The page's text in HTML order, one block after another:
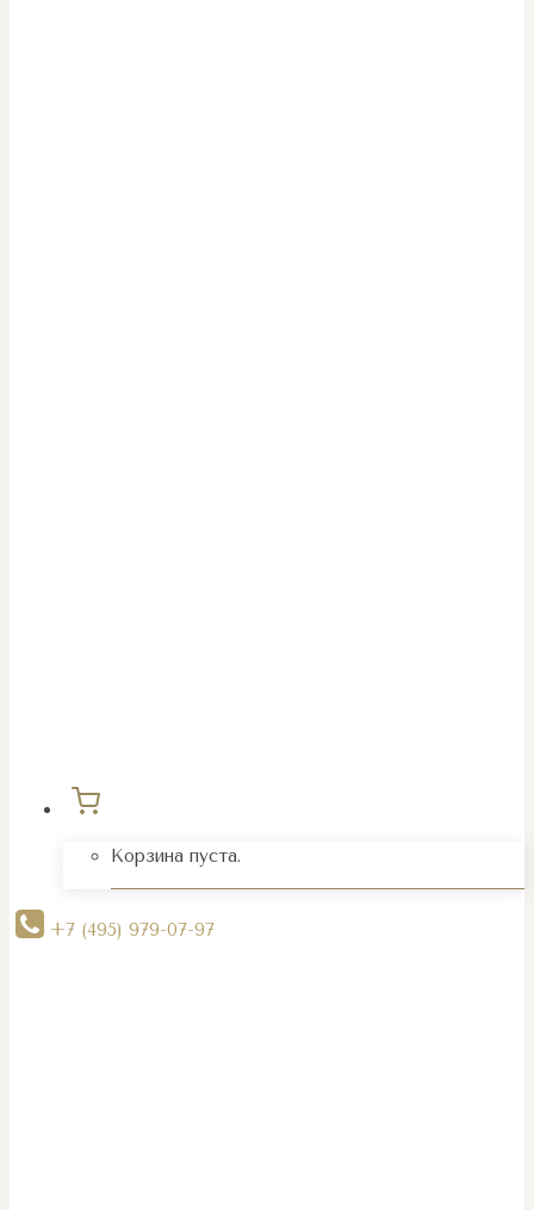
Корзина пуста.
+7 (495) 979-07-97